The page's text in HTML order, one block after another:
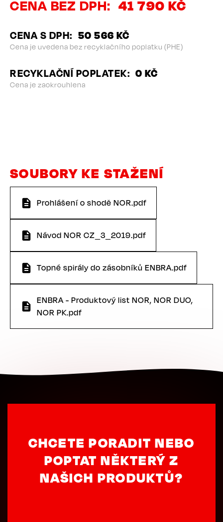
CENA BEZ DPH 41 790 KČ
CENA S DPH 50 566 KČ
Cena je uvedena bez recyklačního poplatku (PHE)
RECYKLAČNÍ POPLATEK 0 KČ
Cena je zaokrouhlena
SOUBORY KE STAŽENÍ
Prohlášení o shodě NOR.pdf
Návod NOR CZ_3_2019.pdf
Topné spirály do zásobníků ENBRA.pdf
ENBRA - Produktový list NOR, NOR DUO,
NOR PK.pdf
CHCETE PORADIT NEBO
POPTAT NĚKTERÝ Z
NAŠICH PRODUKTŮ?